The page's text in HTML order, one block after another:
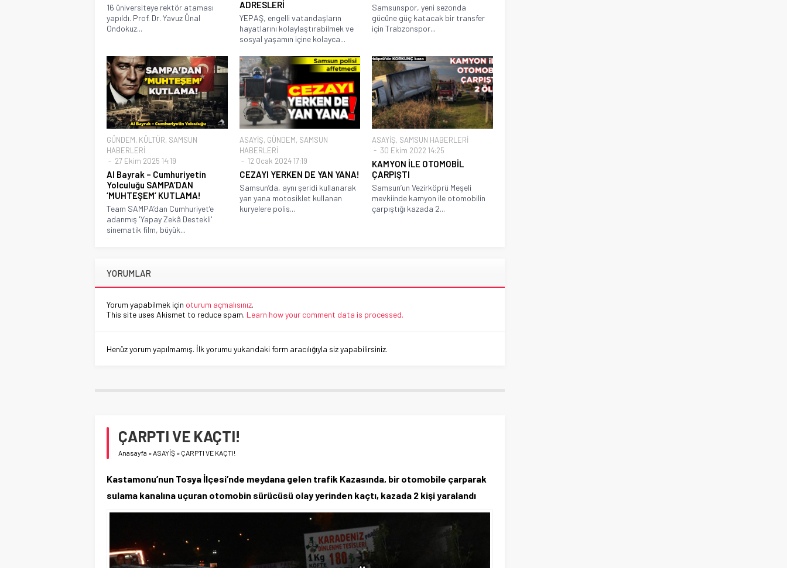
16 üniversiteye rektör ataması
yapıldı. Prof. Dr. Yavuz Ünal
Ondokuz...
ADRESLERİ
YEPAŞ, engelli vatandaşların
hayatlarını kolaylaştırabilmek ve
sosyal yaşamın içine kolayca...
Samsunspor, yeni sezonda
gücüne güç katacak bir transfer
için Trabzonspor...
GÜNDEM, KÜLTÜR, SAMSUN
HABERLERİ
27 Ekim 2025 14:19
Al Bayrak – Cumhuriyetin
Yolculuğu SAMPA’DAN
‘MUHTEŞEM’ KUTLAMA!
Team SAMPA’dan Cumhuriyet’e
adanmış 'Yapay Zekâ Destekli'
sinematik film, büyük...
ASAYİŞ, GÜNDEM, SAMSUN
HABERLERİ
12 Ocak 2024 17:19
CEZAYI YERKEN DE YAN YANA!
Samsun’da, aynı şeridi kullanarak
yan yana motosiklet kullanan
kuryelere polis...
ASAYİŞ, SAMSUN HABERLERİ
30 Ekim 2022 14:25
KAMYON İLE OTOMOBİL
ÇARPIŞTI
Samsun’un Vezirköprü Meşeli
mevkiinde kamyon ile otomobilin
çarpıştığı kazada 2...
YORUMLAR
Yorum yapabilmek için oturum açmalısınız.
This site uses Akismet to reduce spam. Learn how your comment data is processed.
Henüz yorum yapılmamış. İlk yorumu yukarıdaki form aracılığıyla siz yapabilirsiniz.
ÇARPTI VE KAÇTI!
Anasayfa »ASAYİŞ » ÇARPTI VE KAÇTI!
Kastamonu’nun Tosya İlçesi’nde meydana gelen trafik Kazasında, bir otomobile çarparak
sulama kanalına uçuran otomobin sürücüsü olay yerinden kaçtı, kazada 2 kişi yaralandı